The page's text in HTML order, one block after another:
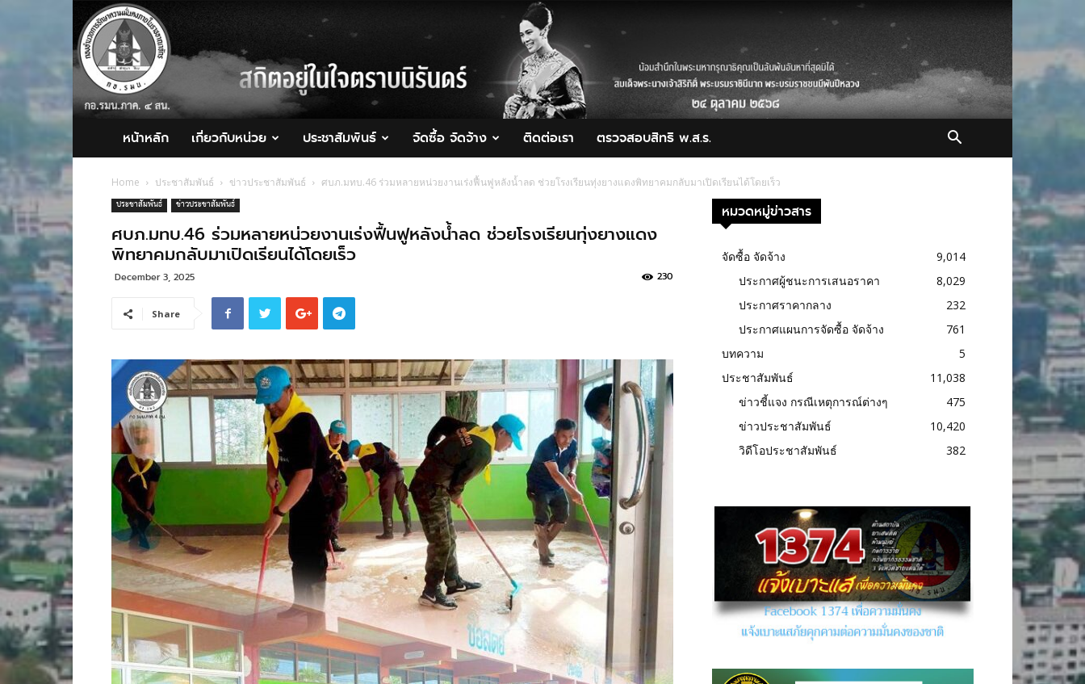
กอ.รมน.ภาค
4
สน.
หน้าหลัก เกี่ยวกับหน่วย ประชาสัมพันธ์ จัดซื้อ จัดจ้าง ติดต่อเรา ตรวจสอบสิทธิ พ.ส.ร.
Home ประชาสัมพันธ์ ข่าวประชาสัมพันธ์ ศบภ.มทบ.46 ร่วมหลายหน่วยงานเร่งฟื้นฟูหลังน้ำลด ช่วยโรงเรียนทุ่งยางแดงพิทยาคมกลับมาเปิดเรียนได้โดยเร็ว
ประชาสัมพันธ์ ข่าวประชาสัมพันธ์
ศบภ.มทบ.46 ร่วมหลายหน่วยงานเร่งฟื้นฟูหลังน้ำลด ช่วยโรงเรียนทุ่งยางแดง
พิทยาคมกลับมาเปิดเรียนได้โดยเร็ว
December 3, 2025 230
Share
หมวดหมู่ข่าวสาร
จัดซื้อ จัดจ้าง
9,014
ประกาศผู้ชนะการเสนอราคา
8,029
ประกาศราคากลาง
232
ประกาศแผนการจัดซื้อ จัดจ้าง
761
บทความ
5
ประชาสัมพันธ์
11,038
ข่าวชี้แจง กรณีเหตุการณ์ต่างๆ
475
ข่าวประชาสัมพันธ์
10,420
วิดีโอประชาสัมพันธ์
382